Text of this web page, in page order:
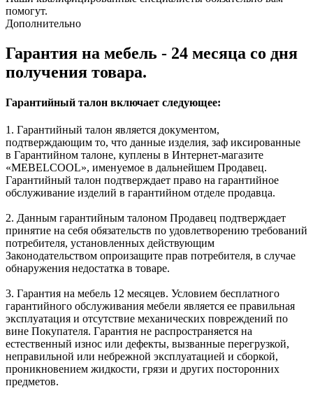
помогут.
Дополнительно
Гарантия на мебель - 24 месяца со дня
получения товара.
Гарантийный талон включает следующее:
1. Гарантийный талон является документом,
подтверждающим то, что данные изделия, заф иксированные
в Гарантийном талоне, куплены в Интернет-магазите
«MEBELCOOL», именуемое в дальнейшем Продавец.
Гарантийный талон подтверждает право на гарантийное
обслуживание изделий в гарантийном отделе продавца.
2. Данным гарантийным талоном Продавец подтверждает
принятие на себя обязательств по удовлетворению требований
потребителя, установленных действующим
Законодательством опроизащите прав потребителя, в случае
обнаружения недостатка в товаре.
3. Гарантия на мебель 12 месяцев. Условием бесплатного
гарантийного обслуживания мебели является ее правильная
эксплуатация и отсутствие механических повреждений по
вине Покупателя. Гарантия не распространяется на
естественный износ или дефекты, вызванные перегрузкой,
неправильной или небрежной эксплуатацией и сборкой,
проникновением жидкости, грязи и других посторонних
предметов.